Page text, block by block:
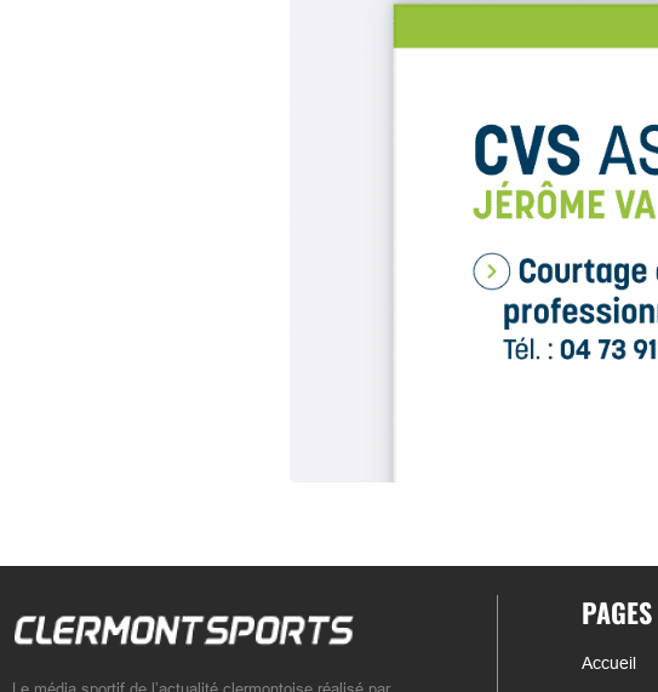
Le média sportif de l’actualité clermontoise réalisé par
PAGES
Accueil